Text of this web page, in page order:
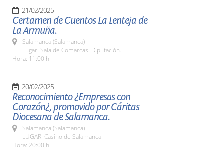
21/02/2025
Certamen de Cuentos La Lenteja de
La Armuña.
Salamanca (Salamanca)
Lugar: Sala de Comarcas. Diputación.
Hora: 11:00 h.
20/02/2025
Reconocimiento ¿Empresas con
Corazón¿, promovido por Cáritas
Diocesana de Salamanca.
Salamanca (Salamanca)
LUGAR: Casino de Salamanca
Hora: 20:00 h.